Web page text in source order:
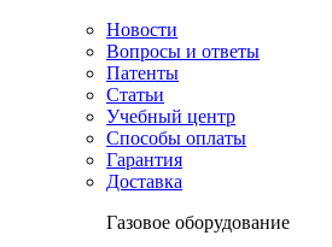
Новости
Вопросы и ответы
Патенты
Статьи
Учебный центр
Способы оплаты
Гарантия
Доставка
Газовое оборудование